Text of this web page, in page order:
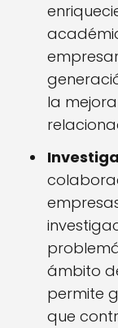
la
ámbito
permite
que